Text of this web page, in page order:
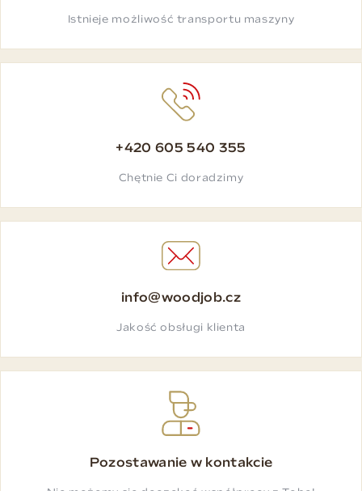
Istnieje możliwość transportu maszyny
+420 605 540 355
Chętnie Ci doradzimy
info@woodjob.cz
Jakość obsługi klienta
Pozostawanie w kontakcie